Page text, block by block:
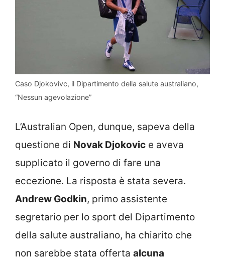
Caso Djokovivc, il Dipartimento della salute australiano,
“Nessun agevolazione”
L’Australian Open, dunque, sapeva della
questione di Novak Djokovic e aveva
supplicato il governo di fare una
eccezione. La risposta è stata severa.
Andrew Godkin, primo assistente
segretario per lo sport del Dipartimento
della salute australiano, ha chiarito che
non sarebbe stata offerta alcuna